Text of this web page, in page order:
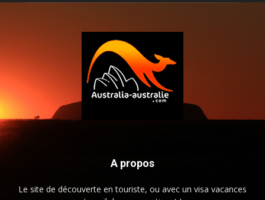
A propos
Le site de découverte en touriste, ou avec un visa vacances